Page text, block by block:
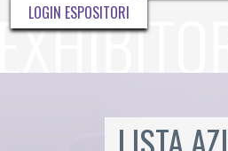
LOGIN ESPOSITORI